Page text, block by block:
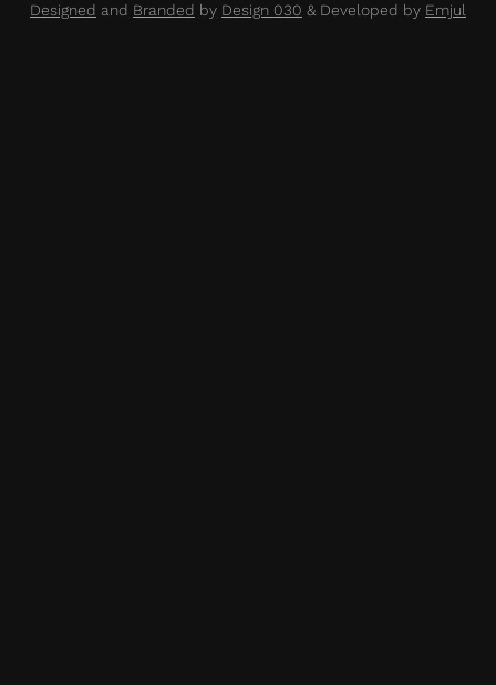
Designed and Branded by Design 030 & Developed by Emjul